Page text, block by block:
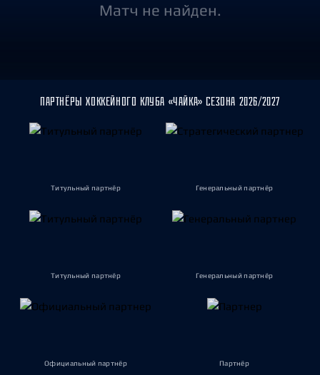
Матч не найден.
ПАРТНЁРЫ ХОККЕЙНОГО КЛУБА «ЧАЙКА» СЕЗОНА 2026/2027
Титульный партнёр Генеральный партнёр
Титульный партнёр Генеральный партнёр
Официальный партнёр Партнёр